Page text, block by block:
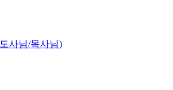
사님/목사님)